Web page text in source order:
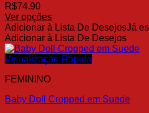
escolhidas
na
página
do
produto
R$74.90
Ver opções
Este
produto
tem
várias
As
podem
Adicionar à Lista De DesejosJá
Adicionar à Lista De Desejos
Visualização Rápida
FEMININO
Baby Doll Cropped em Suede